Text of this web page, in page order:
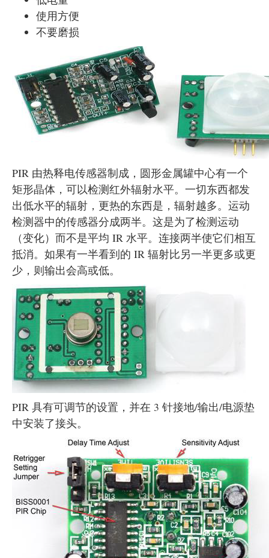
使用方便
不要磨损
PIR 由热释电传感器制成，圆形金属罐中心有一个
矩形晶体，可以检测红外辐射水平。一切东西都发
出低水平的辐射，更热的东西是，辐射越多。运动
检测器中的传感器分成两半。这是为了检测运动
（变化）而不是平均 IR 水平。连接两半使它们相互
抵消。如果有一半看到的 IR 辐射比另一半更多或更
少，则输出会高或低。
PIR 具有可调节的设置，并在 3 针接地/输出/电源垫
中安装了接头。